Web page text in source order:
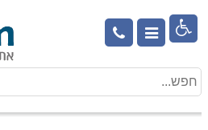
